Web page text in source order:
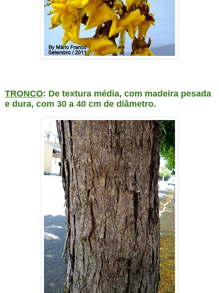
TRONCO: De textura média, com madeira pesada
e dura, com 30 a 40 cm de diâmetro.